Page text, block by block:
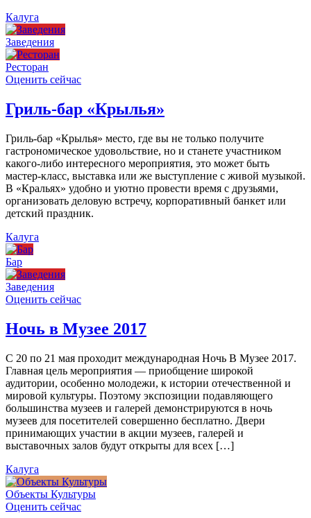
Калуга
Заведения
Ресторан
Оценить сейчас
Гриль-бар «Крылья»
Гриль-бар «Крылья» место, где вы не только получите
гастрономическое удовольствие, но и станете участником
какого-либо интересного мероприятия, это может быть
мастер-класс, выставка или же выступление с живой музыкой.
В «Кральях» удобно и уютно провести время с друзьями,
организовать деловую встречу, корпоративный банкет или
детский праздник.
Калуга
Бар
Заведения
Оценить сейчас
Ночь в Музее 2017
С 20 по 21 мая проходит международная Ночь В Музее 2017.
Главная цель мероприятия — приобщение широкой
аудитории, особенно молодежи, к истории отечественной и
мировой культуры. Поэтому экспозиции подавляющего
большинства музеев и галерей демонстрируются в ночь
музеев для посетителей совершенно бесплатно. Двери
принимающих участии в акции музеев, галерей и
выставочных залов будут открыты для всех […]
Калуга
Объекты Культуры
Оценить сейчас